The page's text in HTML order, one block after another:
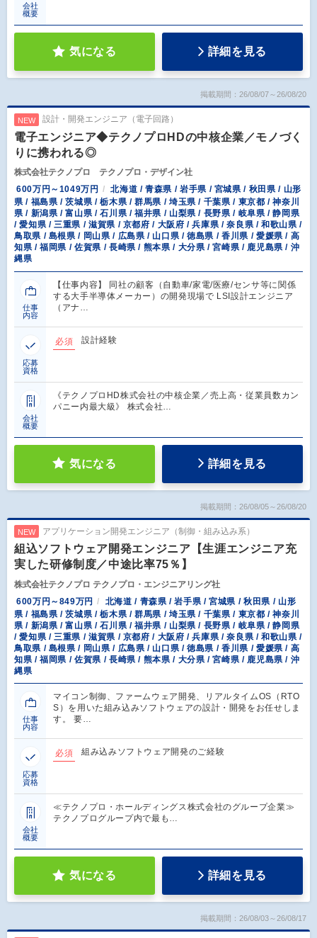
会社
概要
気になる 詳細を見る
掲載期間：26/08/07～26/08/20
NEW 設計・開発エンジニア（電子回路）
電子エンジニア◆テクノプロHDの中核企業／モノづく
りに携われる◎
株式会社テクノプロ テクノプロ・デザイン社
600万円～1049万円
北海道 / 青森県 / 岩手県 / 宮城県 / 秋田県 / 山形
県 / 福島県 / 茨城県 / 栃木県 / 群馬県 / 埼玉県 / 千葉県 / 東京都 / 神奈川
県 / 新潟県 / 富山県 / 石川県 / 福井県 / 山梨県 / 長野県 / 岐阜県 / 静岡県
/ 愛知県 / 三重県 / 滋賀県 / 京都府 / 大阪府 / 兵庫県 / 奈良県 / 和歌山県 /
鳥取県 / 島根県 / 岡山県 / 広島県 / 山口県 / 徳島県 / 香川県 / 愛媛県 / 高
知県 / 福岡県 / 佐賀県 / 長崎県 / 熊本県 / 大分県 / 宮崎県 / 鹿児島県 / 沖
縄県
仕事
内容
【仕事内容】 同社の顧客（自動車/家電/医療/センサ等に関係
する大手半導体メーカー）の開発現場で LSI設計エンジニア
（アナ…
応募
資格
必須 設計経験
会社
概要
《テクノプロHD株式会社の中核企業／売上高・従業員数カン
パニー内最大級》 株式会社…
気になる 詳細を見る
掲載期間：26/08/05～26/08/20
NEW アプリケーション開発エンジニア（制御・組み込み系）
組込ソフトウェア開発エンジニア【生涯エンジニア充
実した研修制度／中途比率75％】
株式会社テクノプロ テクノプロ・エンジニアリング社
600万円～849万円
北海道 / 青森県 / 岩手県 / 宮城県 / 秋田県 / 山形
県 / 福島県 / 茨城県 / 栃木県 / 群馬県 / 埼玉県 / 千葉県 / 東京都 / 神奈川
県 / 新潟県 / 富山県 / 石川県 / 福井県 / 山梨県 / 長野県 / 岐阜県 / 静岡県
/ 愛知県 / 三重県 / 滋賀県 / 京都府 / 大阪府 / 兵庫県 / 奈良県 / 和歌山県 /
鳥取県 / 島根県 / 岡山県 / 広島県 / 山口県 / 徳島県 / 香川県 / 愛媛県 / 高
知県 / 福岡県 / 佐賀県 / 長崎県 / 熊本県 / 大分県 / 宮崎県 / 鹿児島県 / 沖
縄県
仕事
内容
マイコン制御、ファームウェア開発、リアルタイムOS（RTO
S）を用いた組み込みソフトウェアの設計・開発をお任せしま
す。 要…
応募
資格
必須 組み込みソフトウェア開発のご経験
会社
概要
≪テクノプロ・ホールディングス株式会社のグループ企業≫
テクノプログループ内で最も…
気になる 詳細を見る
掲載期間：26/08/03～26/08/17